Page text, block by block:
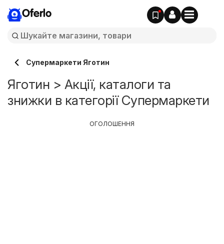
Oferlo
Супермаркети Яготин
Яготин > Акції, каталоги та
знижки в категорії Супермаркети
ОГОЛОШЕННЯ